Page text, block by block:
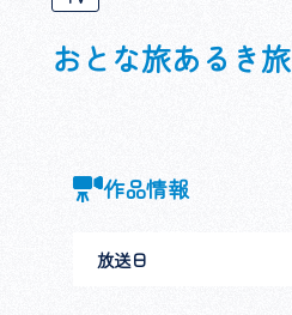
おとな旅あるき旅
作品情報
放送日